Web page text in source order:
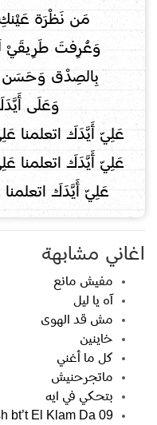
مَن نَظْرَة عَيْنكِ
وَعُرِفتَ طَرِيقَيْ
بِالصِدْق وَحَسَن
وَعَلَى
عَلِيّ أَيَّدَكَ اتعلمنا
عَلِيّ أَيَّدَكَ اتعلمنا
عَلِيّ أَيَّدَكَ اتعلمنا
اغاني مشابهة
مفيش مانع
آه يا ليل
مش قد الهوى
خاينين
كل ما أغني
ماتجرحنيش
بتحكي في ايه
09 Ana Msh bt’t El Klam Da